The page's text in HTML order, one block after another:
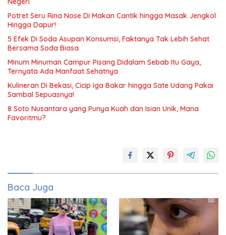
Potret Seru Rina Nose Di Makan Cantik hingga Masak Jengkol
Hingga Dapur!
5 Efek Di Soda Asupan Konsumsi, Faktanya Tak Lebih Sehat
Bersama Soda Biasa
Minum Minuman Campur Pisang Didalam Sebab Itu Gaya,
Ternyata Ada Manfaat Sehatnya
Kulineran Di Bekasi, Cicip Iga Bakar hingga Sate Udang Pakai
Sambal Sepuasnya!
8 Soto Nusantara yang Punya Kuah dan Isian Unik, Mana
Favoritmu?
Baca Juga